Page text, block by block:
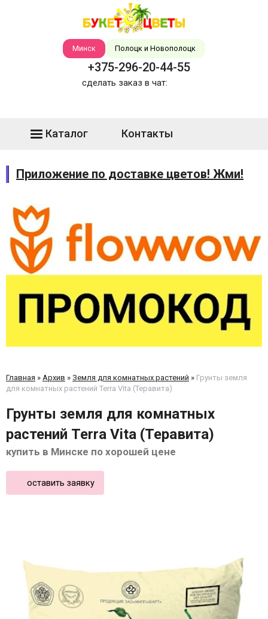
Минск Полоцк и Новополоцк
+375-296-20-44-55
сделать заказ в чат:
Каталог Контакты
Приложение по доставке цветов! Жми!
Главная » Архив » Земля для комнатных растений » Грунты земля
для комнатных растений Terra Vita (Теравита)
Грунты земля для комнатных
растений Terra Vita (Теравита)
купить в Минске по хорошей цене
оставить заявку